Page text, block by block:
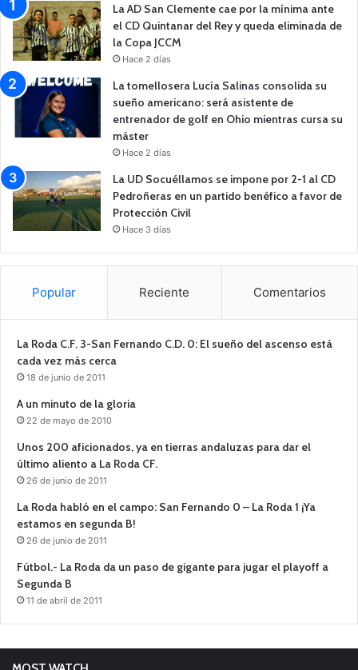
La AD San Clemente cae por la mínima ante
el CD Quintanar del Rey y queda eliminada de
la Copa JCCM
Hace 2 días
La tomellosera Lucía Salinas consolida su
sueño americano: será asistente de
entrenador de golf en Ohio mientras cursa su
máster
Hace 2 días
La UD Socuéllamos se impone por 2-1 al CD
Pedroñeras en un partido benéfico a favor de
Protección Civil
Hace 3 días
Popular Reciente Comentarios
La Roda C.F. 3-San Fernando C.D. 0: El sueño del ascenso está
cada vez más cerca
18 de junio de 2011
A un minuto de la gloria
22 de mayo de 2010
Unos 200 aficionados, ya en tierras andaluzas para dar el
último aliento a La Roda CF.
26 de junio de 2011
La Roda habló en el campo: San Fernando 0 – La Roda 1 ¡Ya
estamos en segunda B!
26 de junio de 2011
Fútbol.- La Roda da un paso de gigante para jugar el playoff a
Segunda B
11 de abril de 2011